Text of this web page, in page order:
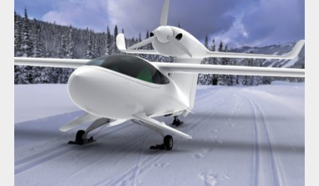
多功能性
飞机设计
个性化
舒适度